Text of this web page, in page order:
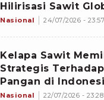
Hilirisasi Sawit
Nasional 24/07/2026 - 23:57
Kelapa Sawit
Strategis
Pangan di
Nasional 22/07/2026 - 23:28